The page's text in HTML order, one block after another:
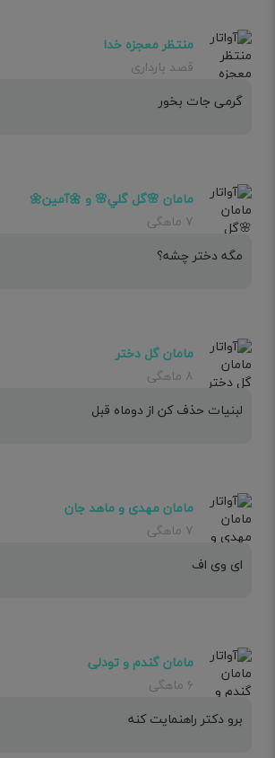
منتظر معجزه خدا
قصد بارداری
گرمی جات بخور
مامان 🌸گل گلي🌸 و 🌼آمين🌼
۷ ماهگی
مگه دختر چشه؟
مامان گل دختر
۸ ماهگی
لبنیات حذف کن از دوماه قبل
مامان مهدی و ماهد جان
۷ ماهگی
ای وی اف
مامان گندم و تودلی
۶ ماهگی
برو دکتر راهنمایت کنه